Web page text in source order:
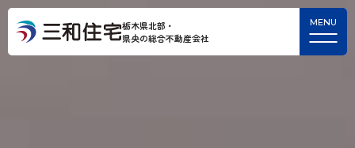
栃木県北部・
県央の総合不動産会社